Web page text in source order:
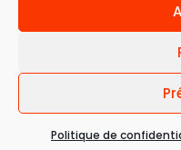
Politique de
© 2024 Tilvist |
Une création